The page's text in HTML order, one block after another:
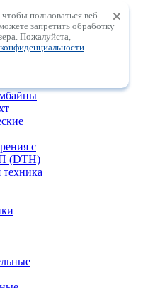
с
с
(DTH)
пользоваться веб-
запретить обработку
Пожалуйста,